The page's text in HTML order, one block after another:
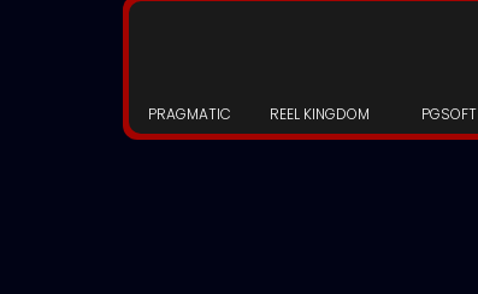
PRAGMATIC REEL KINGDOM PGSOFT